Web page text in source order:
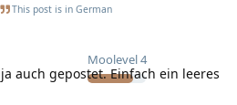
Moolevel4
This post is in German
auch gepostet. Einfach ein leeres